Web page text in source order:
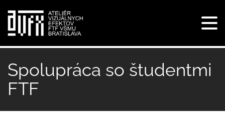
na
hlavný
obsah
Spolupráca so študentmi
FTF